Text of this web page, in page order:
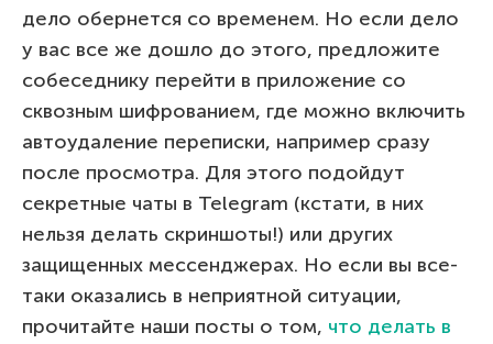
дело обернется со временем. Но если дело
у вас все же дошло до этого, предложите
собеседнику перейти в приложение со
сквозным шифрованием, где можно включить
автоудаление переписки, например сразу
после просмотра. Для этого подойдут
секретные чаты в Telegram (кстати, в них
нельзя делать скриншоты!) или других
защищенных мессенджерах. Но если вы все-
таки оказались в неприятной ситуации,
прочитайте наши посты о том, что делать в